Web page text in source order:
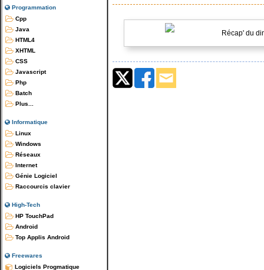
Programmation
Cpp
Java
HTML4
XHTML
CSS
Javascript
Php
Batch
Plus...
Informatique
Linux
Windows
Réseaux
Internet
Génie Logiciel
Raccourcis clavier
High-Tech
HP TouchPad
Android
Top Applis Android
Freewares
Logiciels Progmatique
Récap' du